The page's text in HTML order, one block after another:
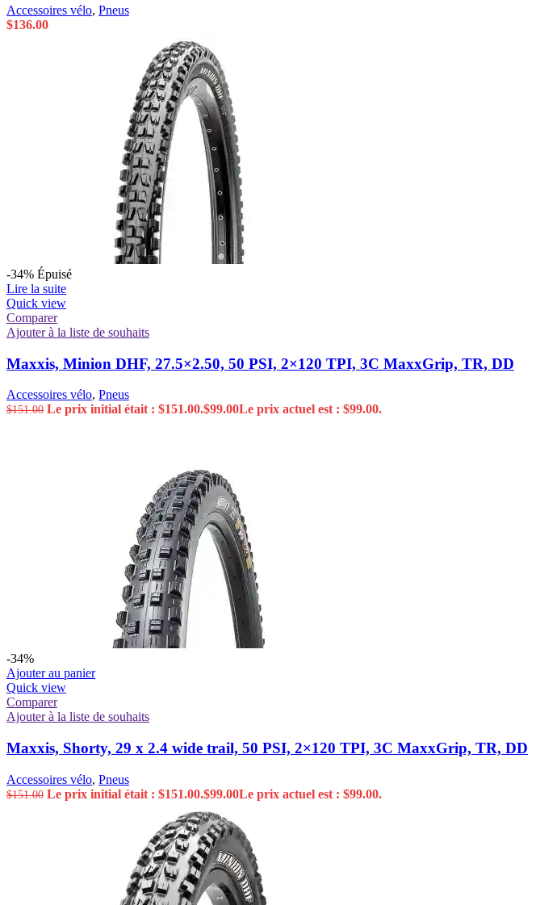
Accessoires vélo, Pneus
$136.00
-34% Épuisé
Lire la suite
Quick view
Comparer
Ajouter à la liste de souhaits
Maxxis, Minion DHF, 27.5×2.50, 50 PSI, 2×120 TPI, 3C MaxxGrip, TR, DD
Accessoires vélo, Pneus
$151.00 Le prix initial était : $151.00.$99.00Le prix actuel est : $99.00.
-34%
Ajouter au panier
Quick view
Comparer
Ajouter à la liste de souhaits
Maxxis, Shorty, 29 x 2.4 wide trail, 50 PSI, 2×120 TPI, 3C MaxxGrip, TR, DD
Accessoires vélo, Pneus
$151.00 Le prix initial était : $151.00.$99.00Le prix actuel est : $99.00.